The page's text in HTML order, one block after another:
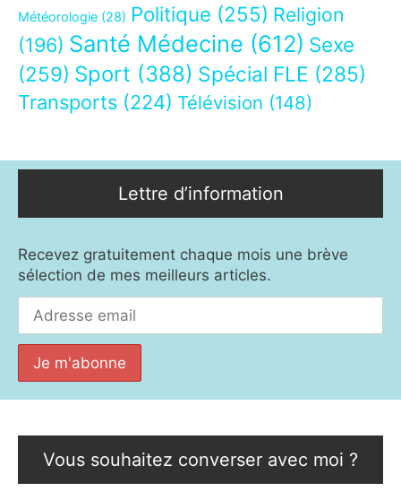
Météorologie (28) Politique (255) Religion
(196) Santé Médecine (612) Sexe
(259) Sport (388) Spécial FLE (285)
Transports (224) Télévision (148)
Lettre d’information
Recevez gratuitement chaque mois une brève
sélection de mes meilleurs articles.
Vous souhaitez converser avec moi ?